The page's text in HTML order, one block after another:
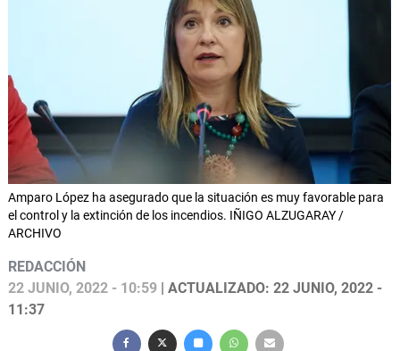
Amparo López ha asegurado que la situación es muy favorable para
el control y la extinción de los incendios. IÑIGO ALZUGARAY /
ARCHIVO
REDACCIÓN
22 JUNIO, 2022 - 10:59 | ACTUALIZADO: 22 JUNIO, 2022 -
11:37